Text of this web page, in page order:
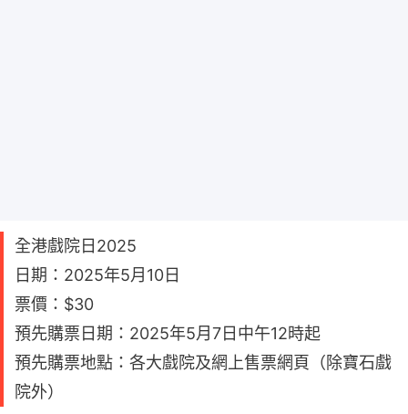
全港戲院日2025
日期：2025年5月10日
票價：$30
預先購票日期：2025年5月7日中午12時起
預先購票地點：各大戲院及網上售票網頁（除寶石戲
院外）